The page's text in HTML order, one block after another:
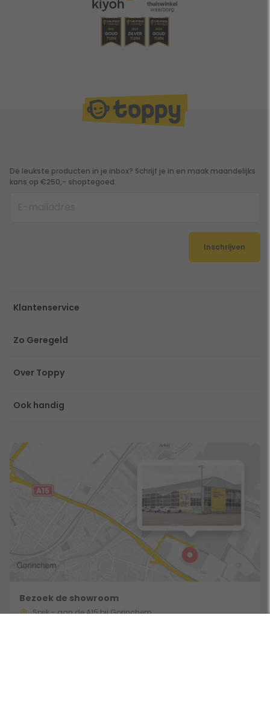
De leukste producten in je inbox? Schrijf je in en maak maandelijks
kans op €250,- shoptegoed.
Inschrijven
Klantenservice
Zo Geregeld
Over Toppy
Ook handig
Bezoek de showroom
Spijk - aan de A15 bij Gorinchem